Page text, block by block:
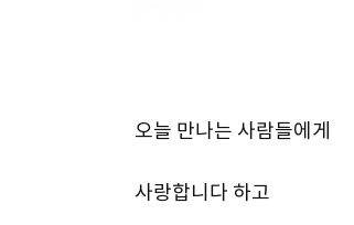
오늘 만나는 사람들에게
사랑합니다 하고